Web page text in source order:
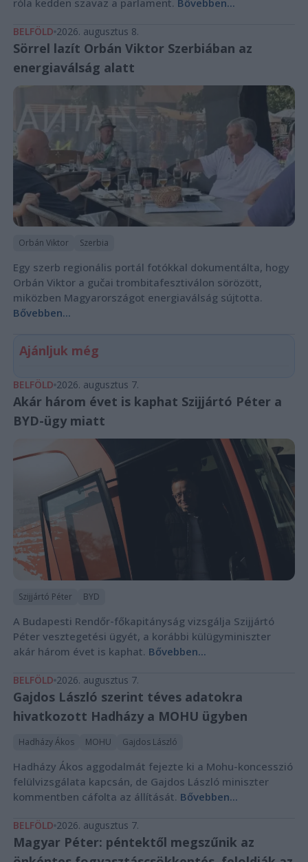
róla kedden szavaz a parlament. Bővebben...
BELFÖLD 2026. augusztus 8.
Sörrel lazít Orbán Viktor Szerbiában az
energiaválság alatt
Orbán Viktor Szerbia
Egy szerb regionális portál fotókkal dokumentálta, hogy
Orbán Viktor a gučai trombitafesztiválon sörözött,
miközben Magyarországot energiaválság sújtotta.
Bővebben...
Ajánljuk még
BELFÖLD 2026. augusztus 7.
Akár három évet is kaphat Szijjártó Péter a
BYD-ügy miatt
Szijjártó Péter BYD
A Budapesti Rendőr-főkapitányság vizsgálja Szijjártó
Péter vesztegetési ügyét, a korábbi külügyminiszter
akár három évet is kaphat. Bővebben...
BELFÖLD 2026. augusztus 7.
Gajdos László szerint téves adatokra
hivatkozott Hadházy a MOHU ügyben
Hadházy Ákos MOHU Gajdos László
Hadházy Ákos aggodalmát fejezte ki a Mohu-koncesszió
felülvizsgálata kapcsán, de Gajdos László miniszter
kommentben cáfolta az állítását. Bővebben...
BELFÖLD 2026. augusztus 7.
Magyar Péter: péntektől megszűnik az